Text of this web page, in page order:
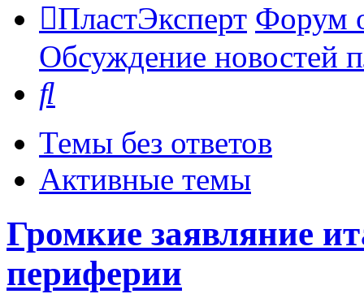
ПластЭксперт Форум
Обсуждение новостей
Темы без ответов
Активные темы
Громкие заявляние
периферии